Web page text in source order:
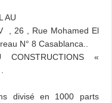
AU
, 26 , Rue Mohamed El
N° 8 Casablanca..
«
divisé en 1000 parts